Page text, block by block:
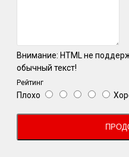
Внимание: HTML не
обычный текст!
Рейтинг
Плохо